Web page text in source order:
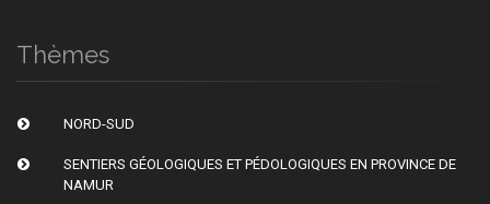
Thèmes
NORD-SUD
SENTIERS GÉOLOGIQUES ET PÉDOLOGIQUES EN PROVINCE DE
NAMUR